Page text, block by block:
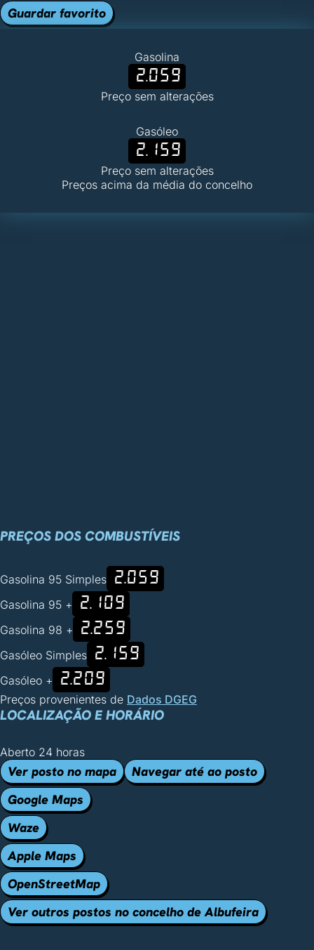
Guardar favorito
Gasolina
2.059
Preço sem alterações
Gasóleo
2.159
Preço sem alterações
Preços acima da média do concelho
PREÇOS DOS COMBUSTÍVEIS
Gasolina 95 Simples 2.059
Gasolina 95 + 2.109
Gasolina 98 + 2.259
Gasóleo Simples 2.159
Gasóleo + 2.209
Preços provenientes de Dados DGEG
LOCALIZAÇÃO E HORÁRIO
Aberto 24 horas
Ver posto no mapa
Navegar até ao posto
Google Maps
Waze
Apple Maps
OpenStreetMap
Ver outros postos no concelho de Albufeira